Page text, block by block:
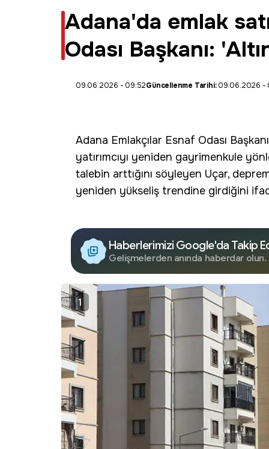
Adana'da emlak
Odası Başkanı:
09.06.2026 - 09:52Güncellenme Tarihi:09.06.2026 -
Adana Emlakçılar Esnaf Odası
yatırımcıyı yeniden gayrimenkule
talebin arttığını söyleyen Uçar,
yeniden yükseliş trendine girdiğini
Haberlerimizi Google'da Takip
Gelişmelerden anında haberdar olun.
1